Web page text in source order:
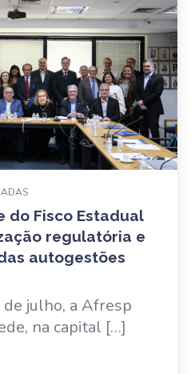
do Fisco Estadual
regulatória e
autogestões
julho, a Afresp
na capital […]